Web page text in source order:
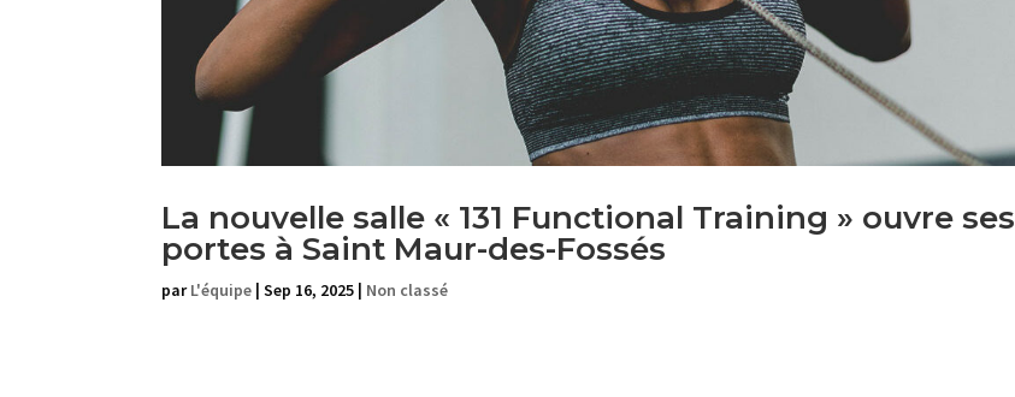
La nouvelle salle « 131 Functional Training » ouvre ses
portes à Saint Maur-des-Fossés
parL'équipe |Sep 16, 2025 | Non classé